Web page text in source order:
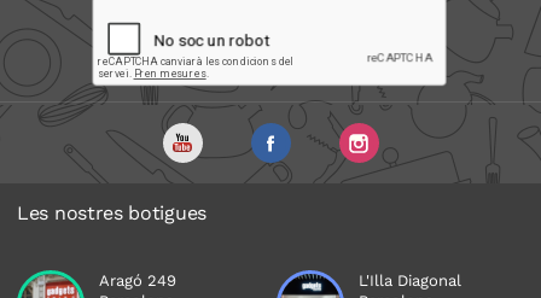
Les nostres botigues
Aragó 249
L'Illa Diagonal